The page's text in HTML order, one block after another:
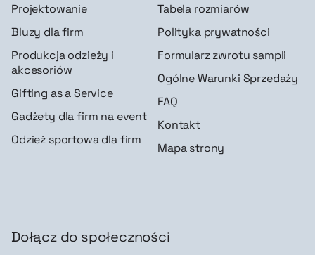
Projektowanie
Bluzy dla firm
Produkcja odzieży i
akcesoriów
Gifting as a Service
Gadżety dla firm na event
Odzież sportowa dla firm
Tabela rozmiarów
Polityka prywatności
Formularz zwrotu sampli
Ogólne Warunki Sprzedaży
FAQ
Kontakt
Mapa strony
Dołącz do społeczności